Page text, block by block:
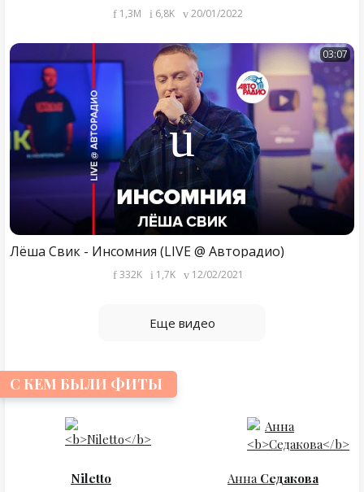
1,3M 6,8K 20/01/2022
03:07
Лёша Свик - Инсомния (LIVE @ Авторадио)
332K 1,7K 12/02/2021
Еще видео
С КЕМ БЫЛИ ФИТЫ
Niletto Анна Седакова